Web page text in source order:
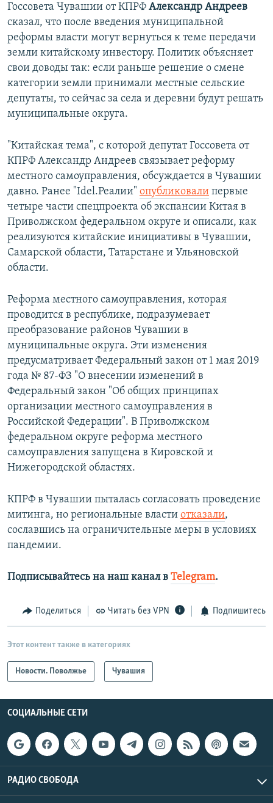
Госсовета Чувашии от КПРФ Александр Андреев
сказал, что после введения муниципальной
реформы власти могут вернуться к теме передачи
земли китайскому инвестору. Политик объясняет
свои доводы так: если раньше решение о смене
категории земли принимали местные сельские
депутаты, то сейчас за села и деревни будут решать
муниципальные округа.
"Китайская тема", с которой депутат Госсовета от
КПРФ Александр Андреев связывает реформу
местного самоуправления, обсуждается в Чувашии
давно. Ранее "Idel.Реалии" опубликовали первые
четыре части спецпроекта об экспансии Китая в
Приволжском федеральном округе и описали, как
реализуются китайские инициативы в Чувашии,
Самарской области, Татарстане и Ульяновской
области.
Реформа местного самоуправления, которая
проводится в республике, подразумевает
преобразование районов Чувашии в
муниципальные округа. Эти изменения
предусматривает Федеральный закон от 1 мая 2019
года № 87-ФЗ "О внесении изменений в
Федеральный закон "Об общих принципах
организации местного самоуправления в
Российской Федерации". В Приволжском
федеральном округе реформа местного
самоуправления запущена в Кировской и
Нижегородской областях.
КПРФ в Чувашии пыталась согласовать проведение
митинга, но региональные власти отказали,
сославшись на ограничительные меры в условиях
пандемии.
Подписывайтесь на наш канал в Telegram.
Поделиться Читать без VPN Подпишитесь
Этот контент также в категориях
Новости. Поволжье Чувашия
СОЦИАЛЬНЫЕ СЕТИ
РАДИО СВОБОДА